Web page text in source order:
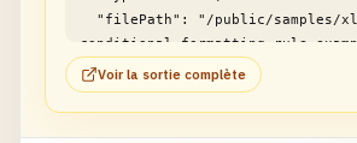
conditional-formatting-rule-
}
Voir la sortie complète